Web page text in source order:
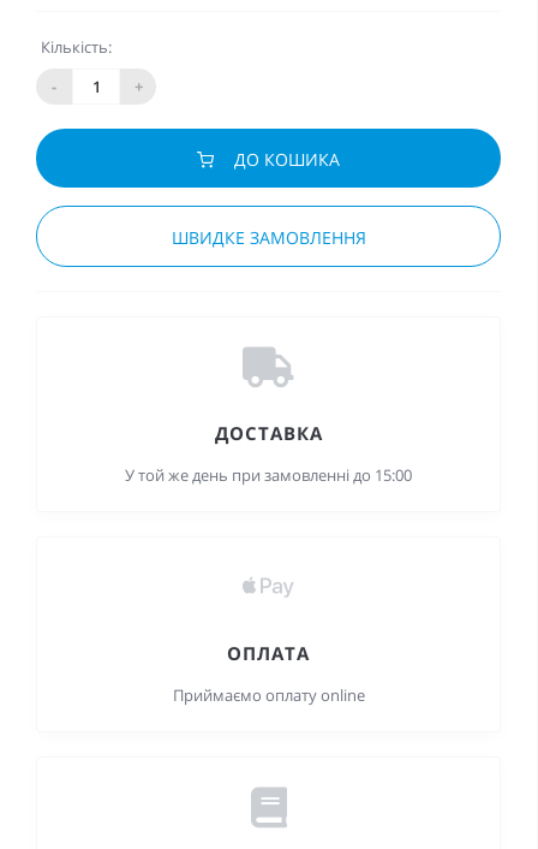
Кількість:
-
+
ДО КОШИКА
ШВИДКЕ ЗАМОВЛЕННЯ
ДОСТАВКА
У той же день при замовленні до 15:00
ОПЛАТА
Приймаємо оплату online